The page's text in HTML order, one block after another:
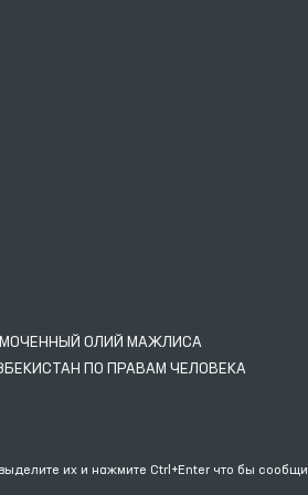
ОЛИЙ МАЖЛИСА
ПО ПРАВАМ ЧЕЛОВЕКА
их и нажмите Ctrl+Enter что бы